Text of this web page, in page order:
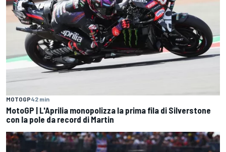
MOTOGP42 min
MotoGP | L'Aprilia monopolizza la prima fila di Silverstone
con la pole da record di Martin